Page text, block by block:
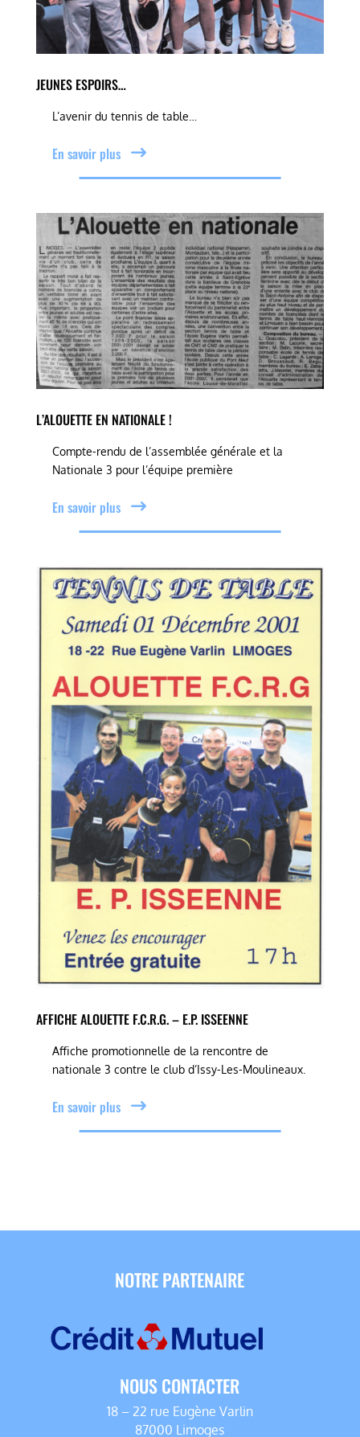
JEUNES ESPOIRS…
L’avenir du tennis de table…
En savoir plus
L’ALOUETTE EN NATIONALE !
Compte-rendu de l’assemblée générale et la
Nationale 3 pour l’équipe première
En savoir plus
AFFICHE ALOUETTE F.C.R.G. – E.P. ISSEENNE
Affiche promotionnelle de la rencontre de
nationale 3 contre le club d’Issy-Les-Moulineaux.
En savoir plus
NOTRE PARTENAIRE
NOUS CONTACTER
18 – 22 rue Eugène Varlin
87000 Limoges